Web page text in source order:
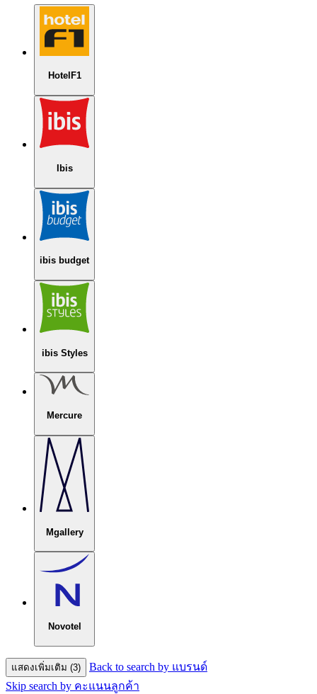
HotelF1
Ibis
ibis budget
ibis Styles
Mercure
Mgallery
Novotel
แสดงเพิ่มเติม (3)
Back to search by แบรนด์
Skip search by คะแนนลูกค้า